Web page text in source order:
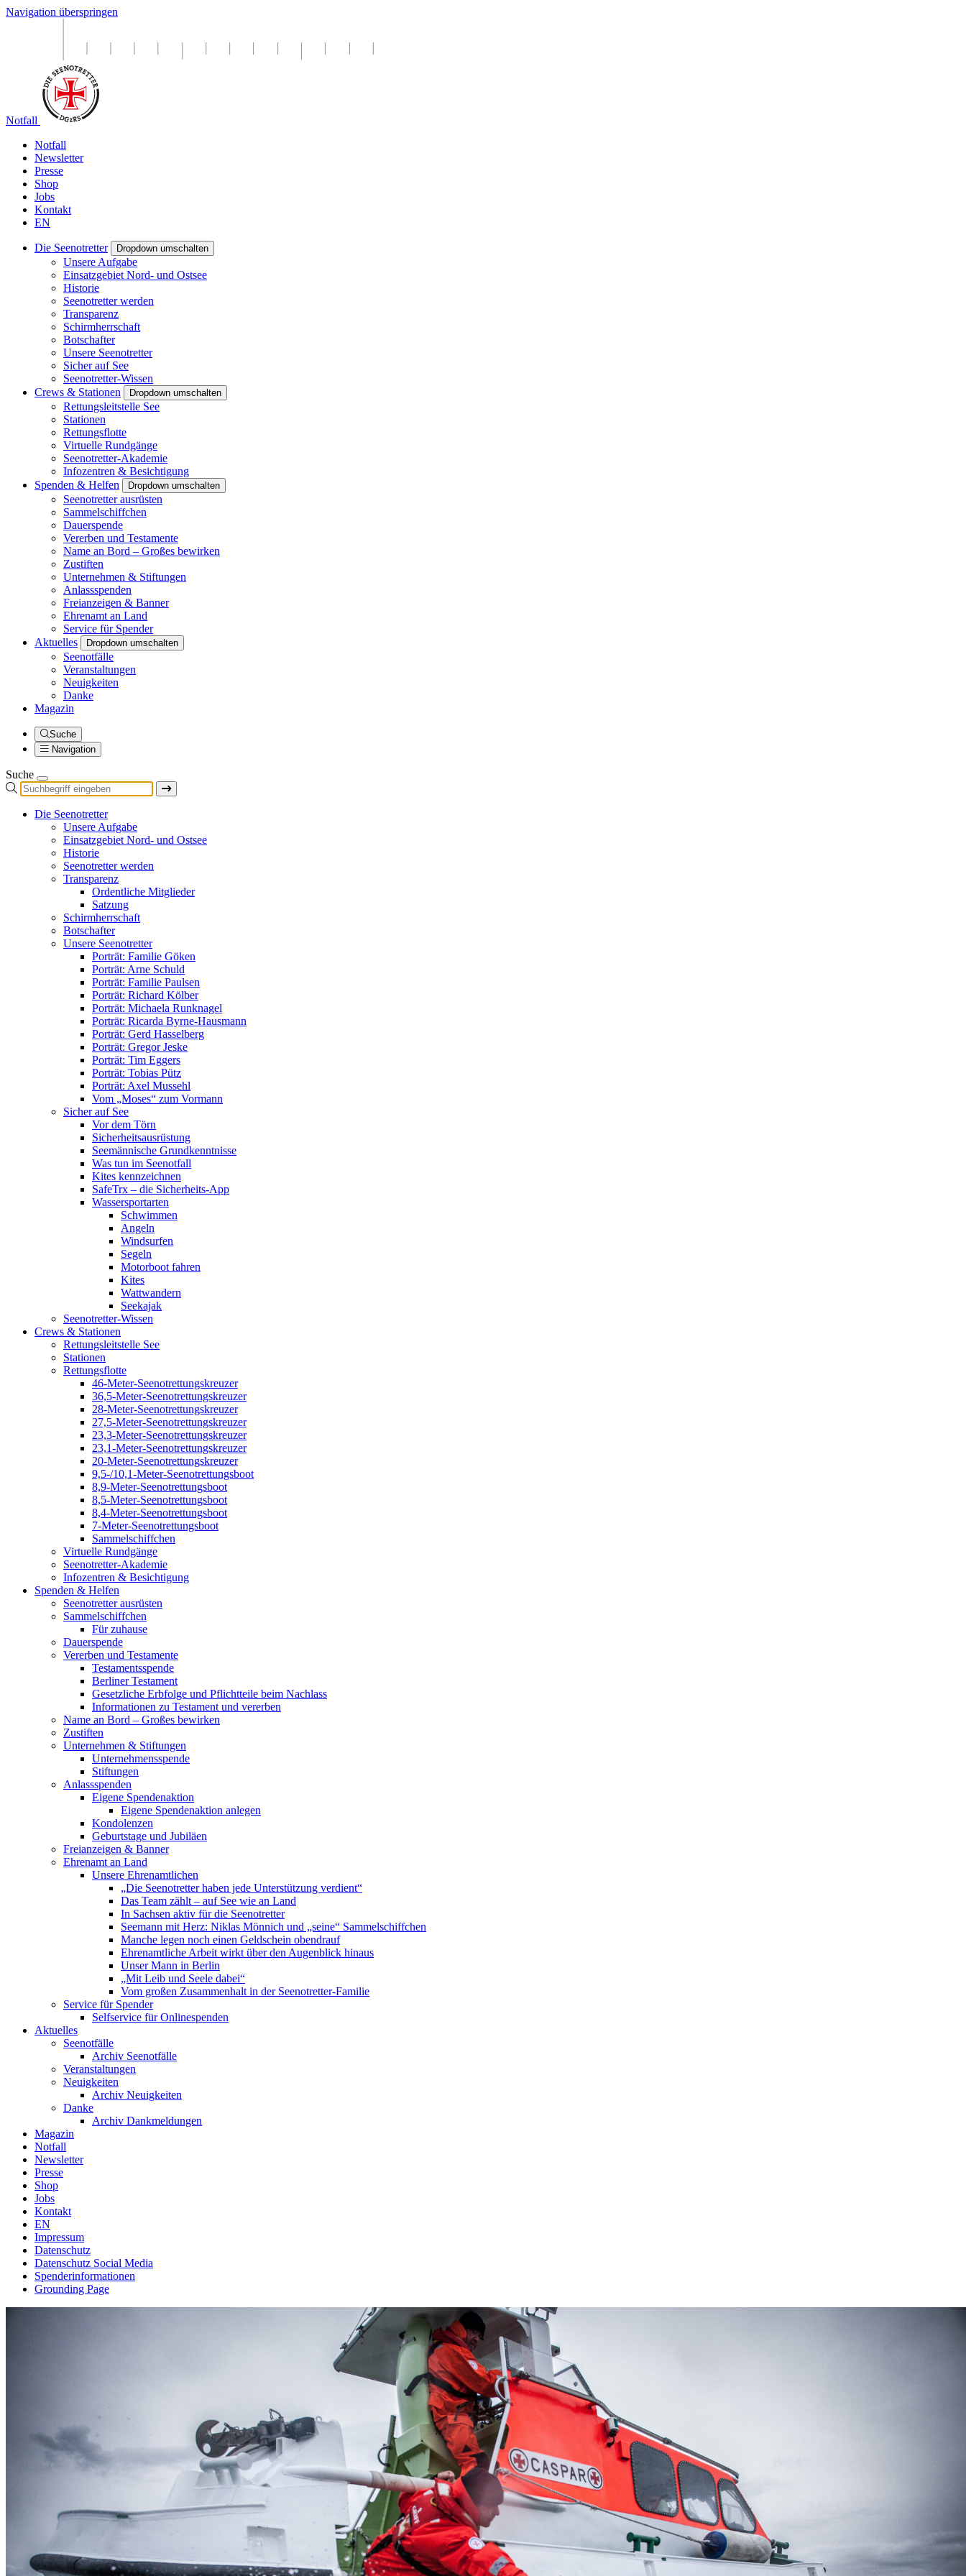
Navigation überspringen
Notfall
Notfall
Newsletter
Presse
Shop
Jobs
Kontakt
EN
Die Seenotretter Dropdown umschalten
Unsere Aufgabe
Einsatzgebiet Nord- und Ostsee
Historie
Seenotretter werden
Transparenz
Schirmherrschaft
Botschafter
Unsere Seenotretter
Sicher auf See
Seenotretter-Wissen
Crews & Stationen
Dropdown umschalten
Rettungsleitstelle See
Stationen
Rettungsflotte
Virtuelle Rundgänge
Seenotretter-Akademie
Infozentren & Besichtigung
Spenden & Helfen
Dropdown umschalten
Seenotretter ausrüsten
Sammelschiffchen
Dauerspende
Vererben und Testamente
Name an Bord – Großes bewirken
Zustiften
Unternehmen & Stiftungen
Anlassspenden
Freianzeigen & Banner
Ehrenamt an Land
Service für Spender
Aktuelles
Dropdown umschalten
Seenotfälle
Veranstaltungen
Neuigkeiten
Danke
Magazin
Suche
Navigation
Suche
Die Seenotretter
Unsere Aufgabe
Einsatzgebiet Nord- und Ostsee
Historie
Seenotretter werden
Transparenz
Ordentliche Mitglieder
Satzung
Schirmherrschaft
Botschafter
Unsere Seenotretter
Porträt: Familie Göken
Porträt: Arne Schuld
Porträt: Familie Paulsen
Porträt: Richard Kölber
Porträt: Michaela Runknagel
Porträt: Ricarda Byrne-Hausmann
Porträt: Gerd Hasselberg
Porträt: Gregor Jeske
Porträt: Tim Eggers
Porträt: Tobias Pütz
Porträt: Axel Mussehl
Vom „Moses“ zum Vormann
Sicher auf See
Vor dem Törn
Sicherheitsausrüstung
Seemännische Grundkenntnisse
Was tun im Seenotfall
Kites kennzeichnen
SafeTrx – die Sicherheits-App
Wassersportarten
Schwimmen
Angeln
Windsurfen
Segeln
Motorboot fahren
Kites
Wattwandern
Seekajak
Seenotretter-Wissen
Crews & Stationen
Rettungsleitstelle See
Stationen
Rettungsflotte
46-Meter-Seenotrettungskreuzer
36,5-Meter-Seenotrettungskreuzer
28-Meter-Seenotrettungskreuzer
27,5-Meter-Seenotrettungskreuzer
23,3-Meter-Seenotrettungskreuzer
23,1-Meter-Seenotrettungskreuzer
20-Meter-Seenotrettungskreuzer
9,5-/10,1-Meter-Seenotrettungsboot
8,9-Meter-Seenotrettungsboot
8,5-Meter-Seenotrettungsboot
8,4-Meter-Seenotrettungsboot
7-Meter-Seenotrettungsboot
Sammelschiffchen
Virtuelle Rundgänge
Seenotretter-Akademie
Infozentren & Besichtigung
Spenden & Helfen
Seenotretter ausrüsten
Sammelschiffchen
Für zuhause
Dauerspende
Vererben und Testamente
Testamentsspende
Berliner Testament
Gesetzliche Erbfolge und Pflichtteile beim Nachlass
Informationen zu Testament und vererben
Name an Bord – Großes bewirken
Zustiften
Unternehmen & Stiftungen
Unternehmensspende
Stiftungen
Anlassspenden
Eigene Spendenaktion
Eigene Spendenaktion anlegen
Kondolenzen
Geburtstage und Jubiläen
Freianzeigen & Banner
Ehrenamt an Land
Unsere Ehrenamtlichen
„Die Seenotretter haben jede Unterstützung verdient“
Das Team zählt – auf See wie an Land
In Sachsen aktiv für die Seenotretter
Seemann mit Herz: Niklas Mönnich und „seine“ Sammelschiffchen
Manche legen noch einen Geldschein obendrauf
Ehrenamtliche Arbeit wirkt über den Augenblick hinaus
Unser Mann in Berlin
„Mit Leib und Seele dabei“
Vom großen Zusammenhalt in der Seenotretter-Familie
Service für Spender
Selfservice für Onlinespenden
Aktuelles
Seenotfälle
Archiv Seenotfälle
Veranstaltungen
Neuigkeiten
Archiv Neuigkeiten
Danke
Archiv Dankmeldungen
Magazin
Notfall
Newsletter
Presse
Shop
Jobs
Kontakt
EN
Impressum
Datenschutz
Datenschutz Social Media
Spenderinformationen
Grounding Page